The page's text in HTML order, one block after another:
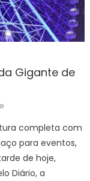
Gigante de
completa com
para eventos,
de hoje,
Diário, a